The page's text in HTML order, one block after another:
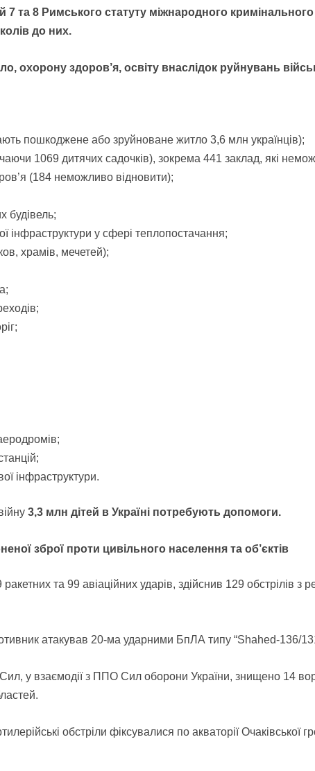
7 та 8 Римського статуту міжнародного
до них.
охорону здоров’я, освіту внаслідок руйнувань
пошкоджене або зруйноване житло 3,6 млн українців);
1069 дитячих садочків), зокрема 441 заклад, які
(184 неможливо відновити);
будівель;
інфраструктури у сфері теплопостачання;
храмів, мечетей);
інфраструктури.
3,3 млн дітей в Україні потребують допомоги.
зброї проти цивільного населення та об’єктів
та 99 авіаційних ударів, здійснив 129 обстрілів
атакував 20-ма ударними БпЛА типу “Shahed-136/
у взаємодії з ППО Сил оборони України, знищено 14
обстріли фіксувалися по акваторії